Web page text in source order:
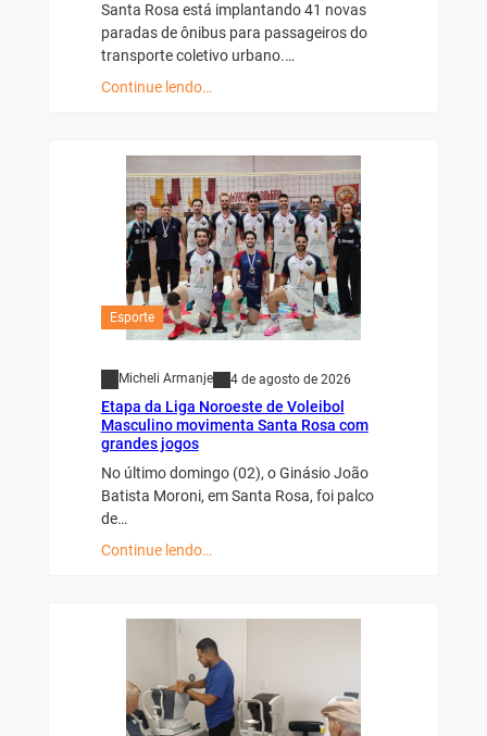
paradas de ônibus para passageiros do
transporte coletivo urbano.…
Esporte
Micheli Armanje
Etapa da Liga Noroeste de Voleibol
Masculino movimenta Santa Rosa com
grandes jogos
Batista Moroni, em Santa Rosa, foi palco
de…